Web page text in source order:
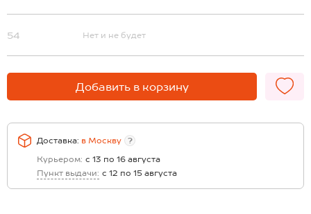
54 Нет и не будет
Добавить в корзину
Доставка: в Москву
?
Курьером: с 13 по 16 августа
Пункт выдачи: с 12 по 15 августа